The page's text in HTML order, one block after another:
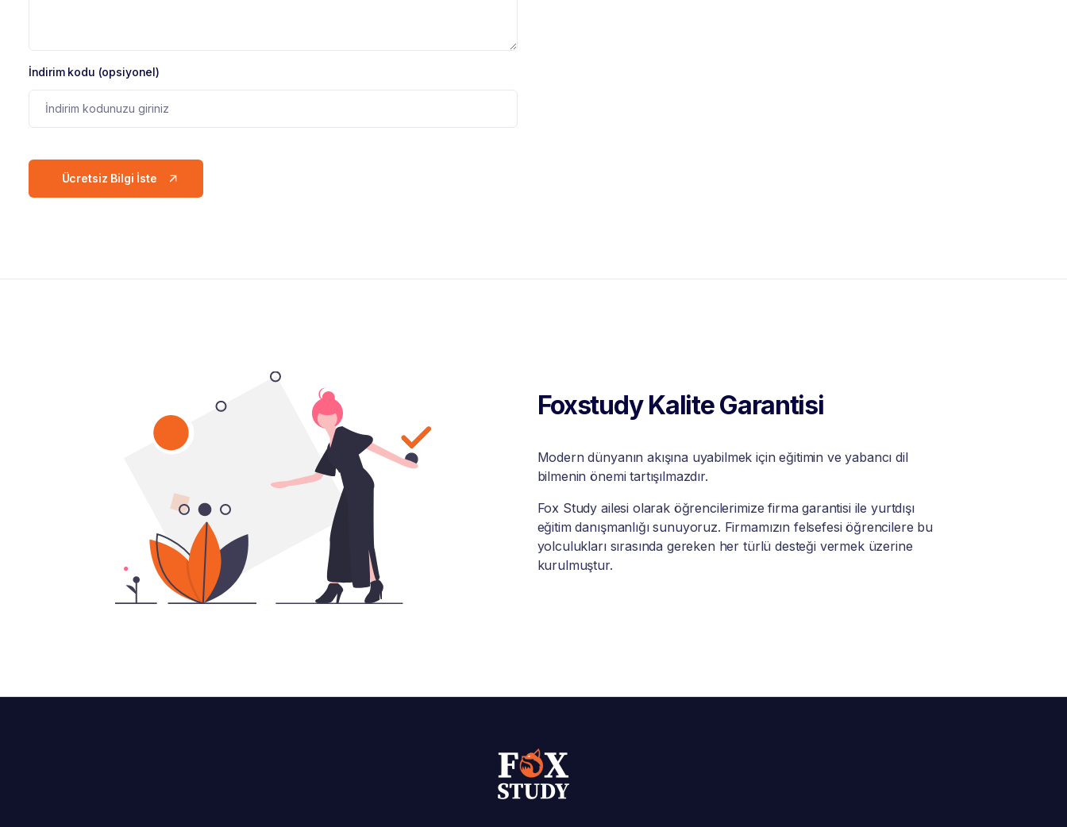
İndirim kodu (opsiyonel)
Ücretsiz Bilgi İste
Foxstudy Kalite Garantisi
Modern dünyanın akışına uyabilmek için eğitimin ve yabancı dil
bilmenin önemi tartışılmazdır.
Fox Study ailesi olarak öğrencilerimize firma garantisi ile yurtdışı
eğitim danışmanlığı sunuyoruz. Firmamızın felsefesi öğrencilere bu
yolculukları sırasında gereken her türlü desteği vermek üzerine
kurulmuştur.